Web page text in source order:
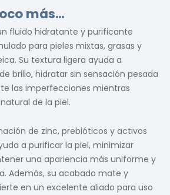
más…
fluido hidratante y purificante
para pieles mixtas, grasas y
Su textura ligera ayuda a
brillo, hidratar sin sensación pesada
las imperfecciones mientras
de la piel.
de zinc, prebióticos y activos
a purificar la piel, minimizar
una apariencia más uniforme y
Además, su acabado mate y
en un excelente aliado para uso